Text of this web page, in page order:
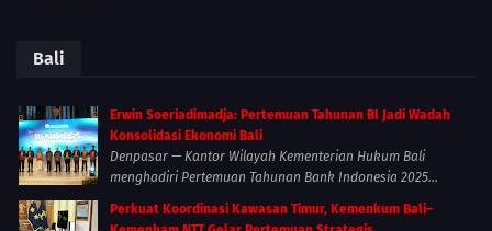
Bali
Erwin Soeriadimadja: Pertemuan Tahunan BI Jadi Wadah
Konsolidasi Ekonomi Bali
Denpasar — Kantor Wilayah Kementerian Hukum Bali
menghadiri Pertemuan Tahunan Bank Indonesia 2025...
Perkuat Koordinasi Kawasan Timur, Kemenkum Bali–